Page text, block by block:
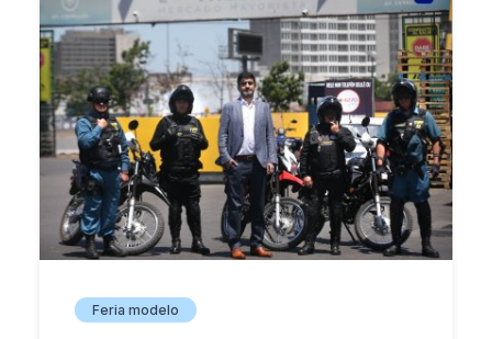
Feria modelo